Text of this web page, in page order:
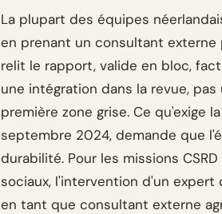
La plupart des équipes
en prenant un consultant externe
relit le rapport, valide en bloc,
une intégration dans la revue,
première zone grise. Ce qu'exige
septembre 2024, demande que
durabilité. Pour les missions
sociaux, l'intervention d'un expert
en tant que consultant externe